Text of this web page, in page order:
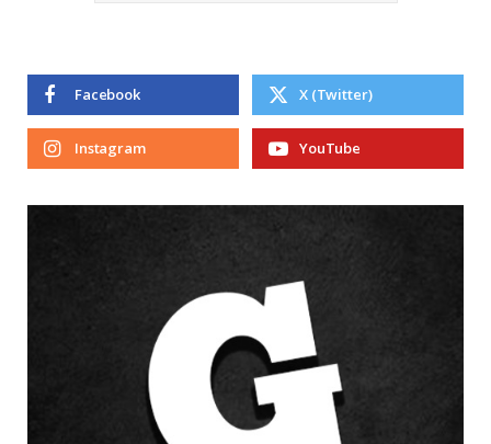
Facebook X (Twitter)
Instagram YouTube